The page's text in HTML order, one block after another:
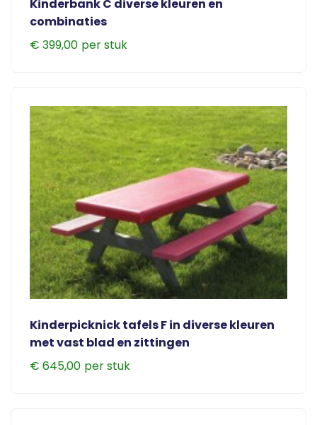
Kinderbank C diverse kleuren en
combinaties
€ 399,00
Kinderpicknick tafels F in diverse kleuren
met vast blad en zittingen
€ 645,00